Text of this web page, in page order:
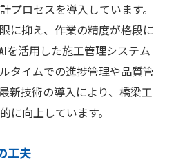
プロセスを導入しています。
に抑え、作業の精度が格段に
を活用した施工管理システム
タイムでの進捗管理や品質管
新技術の導入により、橋梁工
に向上しています。
工夫